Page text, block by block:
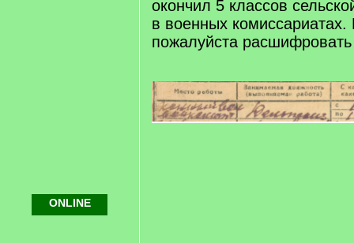
окончил 5 классов
в военных комиссариатах.
пожалуйста
ONLINE